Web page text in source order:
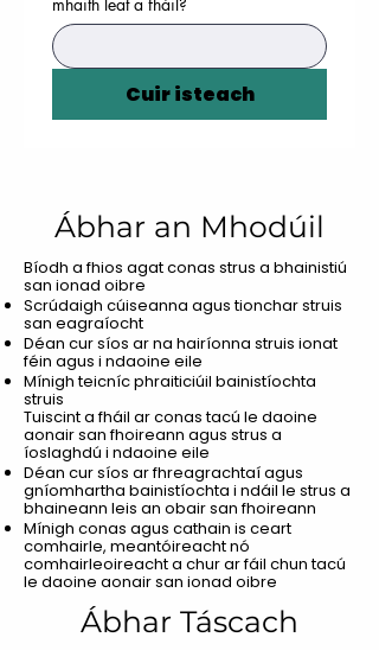
Cuir isteach
Ábhar an Mhodúil
Bíodh a fhios agat conas strus a bhainistiú
san ionad oibre
Scrúdaigh cúiseanna agus tionchar struis
san eagraíocht
Déan cur síos ar na hairíonna struis ionat
féin agus i ndaoine eile
Mínigh teicníc phraiticiúil bainistíochta
struis
Tuiscint a fháil ar conas tacú le daoine
aonair san fhoireann agus strus a
íoslaghdú i ndaoine eile
Déan cur síos ar fhreagrachtaí agus
gníomhartha bainistíochta i ndáil le strus a
bhaineann leis an obair san fhoireann
Mínigh conas agus cathain is ceart
comhairle, meantóireacht nó
comhairleoireacht a chur ar fáil chun tacú
le daoine aonair san ionad oibre
Ábhar Táscach